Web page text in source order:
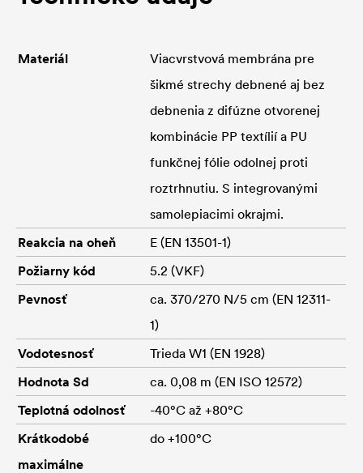
Materiál
Viacvrstvová membrána pre
šikmé strechy debnené aj bez
debnenia z difúzne otvorenej
kombinácie PP textílií a PU
funkčnej fólie odolnej proti
roztrhnutiu. S integrovanými
samolepiacimi okrajmi.
Reakcia na oheň
E (EN 13501-1)
Požiarny kód
5.2 (VKF)
Pevnosť
ca. 370/270 N/5 cm (EN 12311-
1)
Vodotesnosť
Trieda W1 (EN 1928)
Hodnota Sd
ca. 0,08 m (EN ISO 12572)
Teplotná odolnosť
-40°C až +80°C
Krátkodobé
maximálne
do +100°C